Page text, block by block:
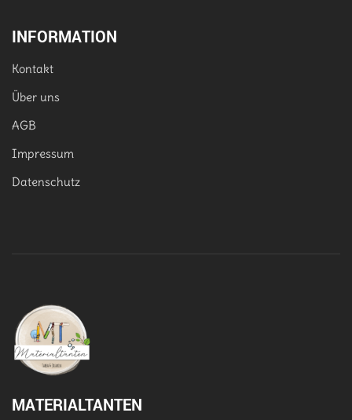
INFORMATION
Kontakt
Über uns
AGB
Impressum
Datenschutz
MATERIALTANTEN